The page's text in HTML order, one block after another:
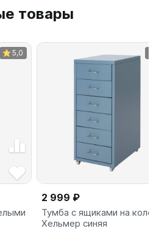
товары
5,0
2 999 ₽
Тумба с ящиками на
Хельмер синяя